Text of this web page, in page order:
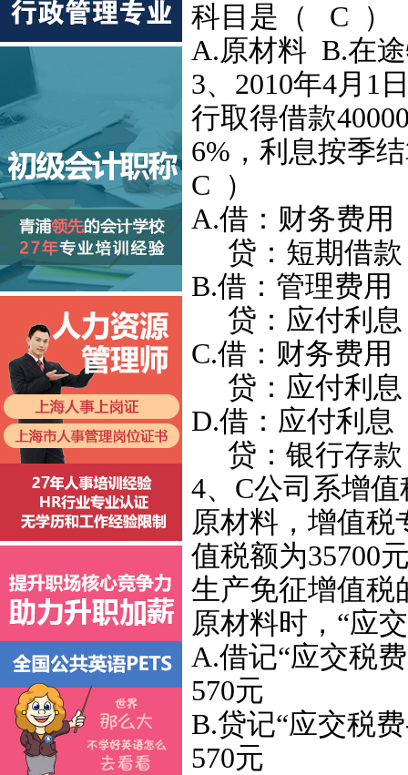
科目是（ C ）
A.原材料 B.在
3、2010年4月1
行取得借款
6%，利息按季
C ）
A.借：财务费
贷：短期借
B.借：管理费
贷：应付
C.借：财务费
贷：应付利
D.借：应付利
贷：银行存
4、C公司系增
原材料，增值税
值税额为35700
生产免征增值税
原材料时，“应
A.借记“应交税
570元
B.贷记“应交税
570元